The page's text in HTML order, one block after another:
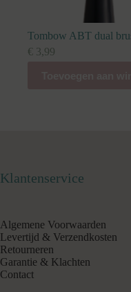
Tombow ABT dual
€ 3,99
Klantenservice
Algemene Voorwaarden
Levertijd & Verzendkosten
Retourneren
Garantie & Klachten
Contact